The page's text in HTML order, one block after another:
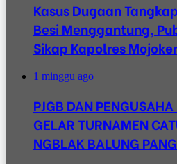
Kasus Dugaan
Besi Menggantung,
Sikap Kapolres
1 minggu ago
PJGB DAN
GELAR TURNAMEN
NGBLAK BALUNG